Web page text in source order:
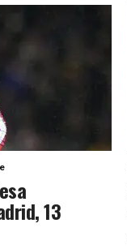
per Rosario
13